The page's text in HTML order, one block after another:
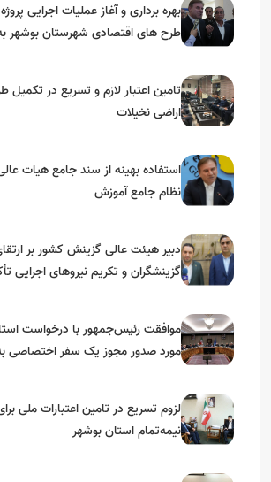
بهره برداری و آغاز عملیات اجرایی
طرح های اقتصادی شهرستان بوشهر
تامین اعتبار لازم و تسریع در تکمیل
اراضی نخیلات
استفاده بهینه از سند جامع هیات
نظام جامع آموزش
دبیر هیئت عالی گزینش کشور بر
گزینشگران و تکریم نیروهای اجرایی
موافقت رئیس‌جمهور با درخواست
مورد صدور مجوز یک سفر اختصاصی
لزوم تسریع در تامین اعتبارات ملی
نیمه‌تمام استان بوشهر